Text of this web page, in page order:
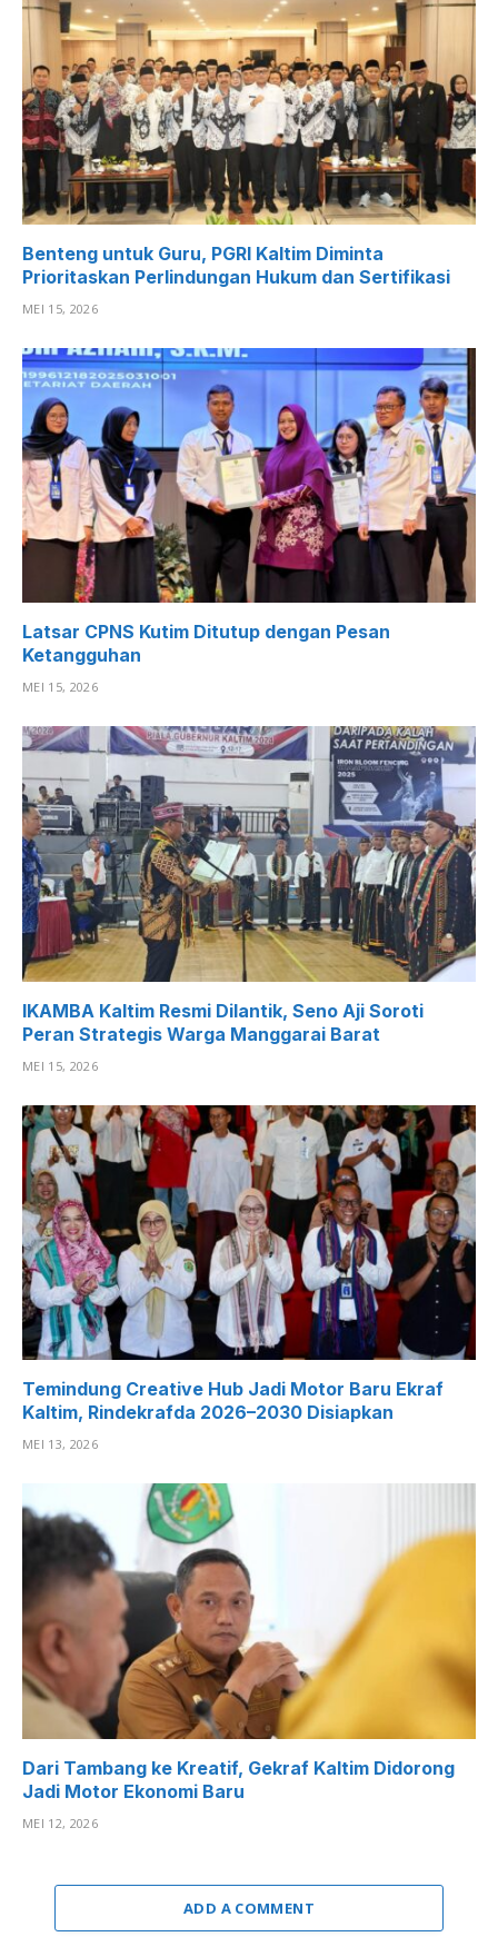
Benteng untuk Guru, PGRI Kaltim Diminta
Prioritaskan Perlindungan Hukum dan Sertifikasi
MEI 15, 2026
Latsar CPNS Kutim Ditutup dengan Pesan
Ketangguhan
MEI 15, 2026
IKAMBA Kaltim Resmi Dilantik, Seno Aji Soroti
Peran Strategis Warga Manggarai Barat
MEI 15, 2026
Temindung Creative Hub Jadi Motor Baru Ekraf
Kaltim, Rindekrafda 2026–2030 Disiapkan
MEI 13, 2026
Dari Tambang ke Kreatif, Gekraf Kaltim Didorong
Jadi Motor Ekonomi Baru
MEI 12, 2026
ADD A COMMENT